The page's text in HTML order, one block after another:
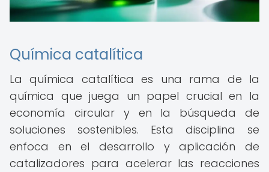
Química catalítica
La química catalítica es una rama de la
química que juega un papel crucial en la
economía circular y en la búsqueda de
soluciones sostenibles. Esta disciplina se
enfoca en el desarrollo y aplicación de
catalizadores para acelerar las reacciones